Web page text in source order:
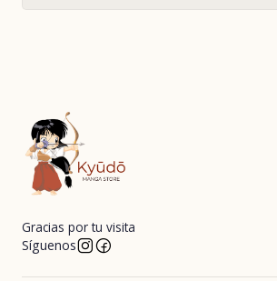
Gracias por tu visita
Síguenos